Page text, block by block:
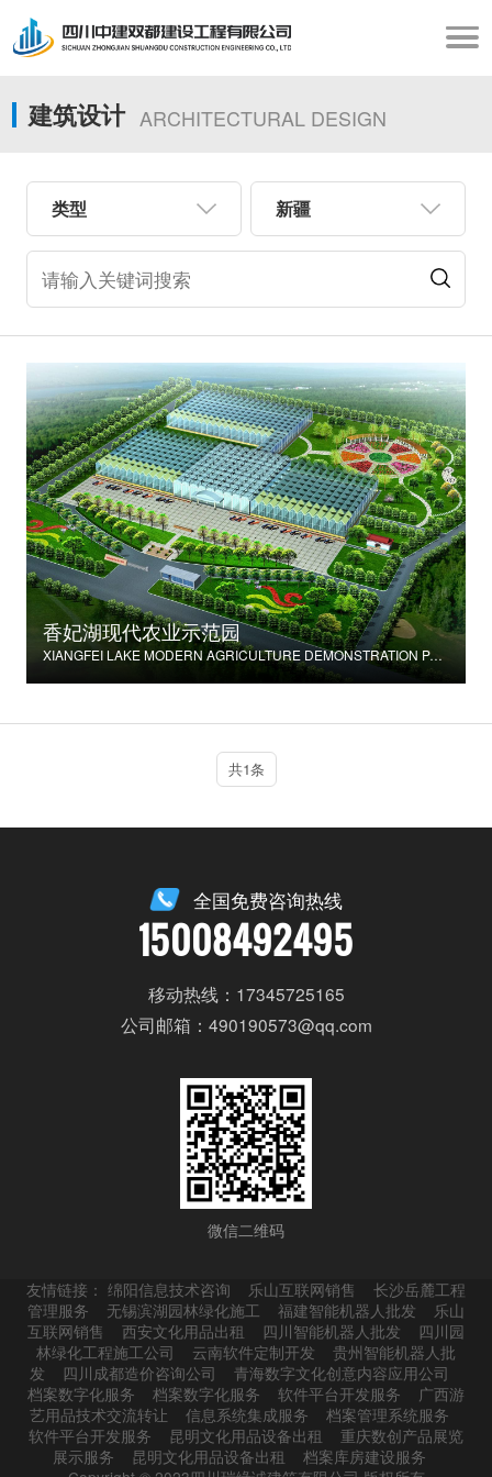
建筑设计 ARCHITECTURAL DESIGN
类型 新疆
香妃湖现代农业示范园
XIANGFEI LAKE MODERN AGRICULTURE DEMONSTRATION PARK
共1条
全国免费咨询热线
15008492495
移动热线：17345725165
公司邮箱：490190573@qq.com
微信二维码
友情链接：绵阳信息技术咨询 乐山互联网销售
长沙岳麓工程
管理服务
无锡滨湖园林绿化施工 福建智能机器人批发
乐山
互联网销售
西安文化用品出租 四川智能机器人批发
四川园
林绿化工程施工公司
云南软件定制开发
贵州智能机器人批
发
四川成都造价咨询公司
青海数字文化创意内容应用公司
档案数字化服务
档案数字化服务 软件平台开发服务
广西游
艺用品技术交流转让
信息系统集成服务
档案管理系统服务
软件平台开发服务
昆明文化用品设备出租
重庆数创产品展览
展示服务
昆明文化用品设备出租
档案库房建设服务